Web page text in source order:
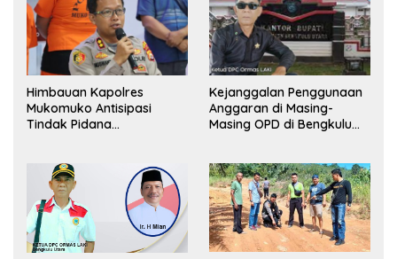
Himbauan Kapolres
Mukomuko Antisipasi
Tindak Pidana
Kejanggalan Penggunaan
Anggaran di Masing-
Masing OPD di Bengkulu